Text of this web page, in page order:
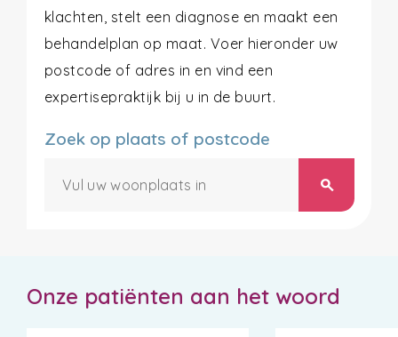
klachten, stelt een diagnose en maakt een
behandelplan op maat. Voer hieronder uw
postcode of adres in en vind een
expertisepraktijk bij u in de buurt.
Zoek op plaats of postcode
search
Onze patiënten aan het woord